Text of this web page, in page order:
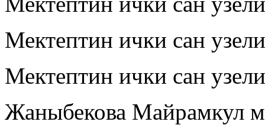
Мектептин ички сан
Мектептин ички сан
Жаныбекова Майрамкул